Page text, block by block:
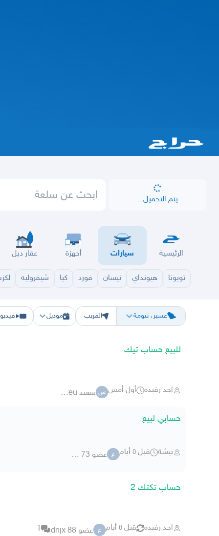
يتم التحميل...
الرئيسية سيارات أجهزة عقار ديل
تويوتا هيونداي نيسان فورد كيا شيفروليه
عسير، تنومة
الرياضالشرقيه حفر الباطن المدينة الطايف القصيم
القريب موديل
للبيع حساب تيك
احد رفيده أول أمس س سعيد sjabeu
حسابي لبيع
بيشة قبل ٥ أيام ع عضو 73 05274
حساب تكتك 2
احد رفيده قبل ٥ أيام ع عضو 88 dnjx 1